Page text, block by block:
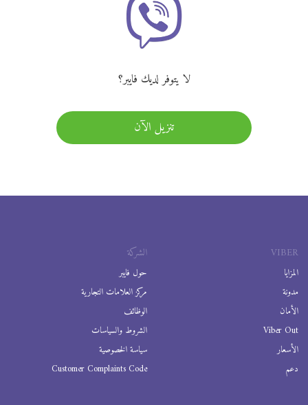
لا يتوفر لديك فايبر؟
تنزيل الآن
VIBER
المزايا
مدونة
الأمان
Viber Out
الأسعار
دعم
الشركة
حول فايبر
مركز العلامات التجارية
الوظائف
الشروط والسياسات
سياسة الخصوصية
Customer Complaints Code